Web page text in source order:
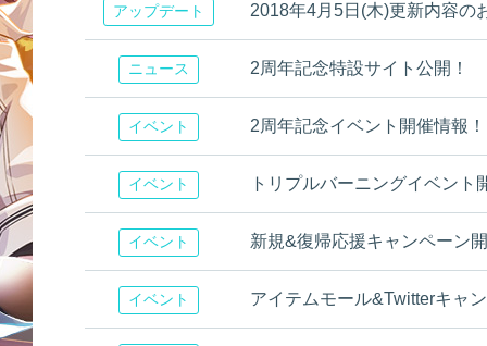
アップデート 2018年4月5日(木)更新内容の
ニュース 2周年記念特設サイト公開！
イベント 2周年記念イベント開催情報
イベント トリプルバーニングイベント
イベント 新規&復帰応援キャンペーン
イベント アイテムモール&Twitterキャ